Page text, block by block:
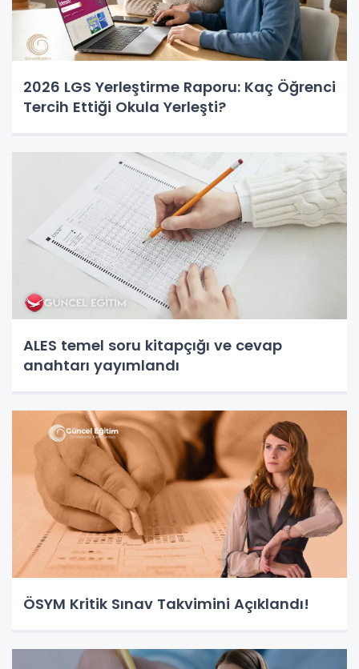
2026 LGS Yerleştirme Raporu: Kaç Öğrenci
Tercih Ettiği Okula Yerleşti?
ALES temel soru kitapçığı ve cevap
anahtarı yayımlandı
ÖSYM Kritik Sınav Takvimini Açıklandı!